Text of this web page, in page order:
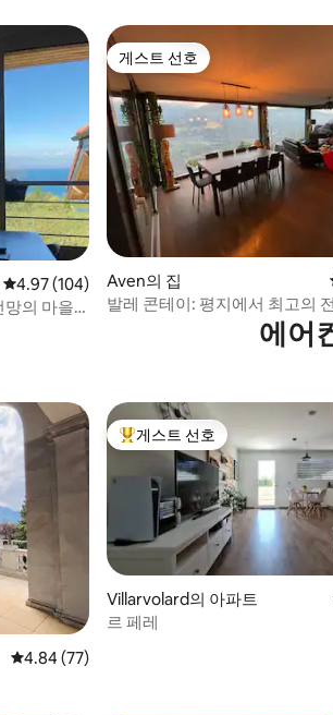
평점 4.97점(5점 만점), 후기 104개
4.97 (104)
망의 마을
게스트 선호
게스트 선호
Aven의 집
발레 콘테이: 평지에서 최고의
에어
평점 4.84점(5점 만점), 후기 77개
4.84 (77)
상위 게스트 선호
게스트 선호
Villarvolard의 아파트
르 페레